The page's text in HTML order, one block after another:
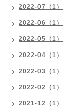
2022-07（1）
2022-06（1）
2022-05（1）
2022-04（1）
2022-03（1）
2022-02（1）
2021-12（1）